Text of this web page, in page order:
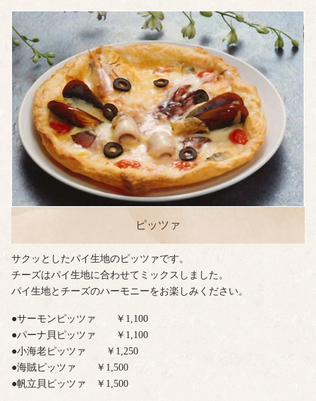
ピッツァ
サクッとしたパイ生地のピッツァです。
チーズはパイ生地に合わせてミックスしました。
パイ生地とチーズのハーモニーをお楽しみください。
●サーモンピッツァ ￥1,100
●パーナ貝ピッツァ ￥1,100
●小海老ピッツァ ￥1,250
●海賊ピッツァ ￥1,500
●帆立貝ピッツァ ￥1,500